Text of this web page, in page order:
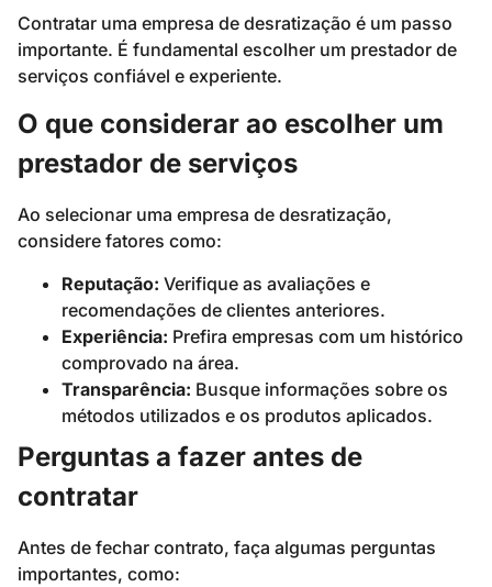
Contratar uma empresa de desratização é um passo
importante. É fundamental escolher um prestador de
serviços confiável e experiente.
O que considerar ao escolher um
prestador de serviços
Ao selecionar uma empresa de desratização,
considere fatores como:
Reputação: Verifique as avaliações e
recomendações de clientes anteriores.
Experiência: Prefira empresas com um histórico
comprovado na área.
Transparência: Busque informações sobre os
métodos utilizados e os produtos aplicados.
Perguntas a fazer antes de
contratar
Antes de fechar contrato, faça algumas perguntas
importantes, como: